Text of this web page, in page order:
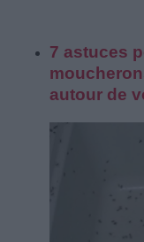
7 astuces
autour de